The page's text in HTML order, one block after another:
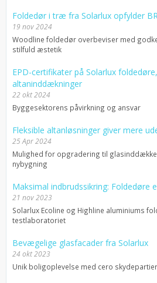
Foldedør i træ fra Solarlux opfylder
19 nov 2024
Woodline foldedør overbeviser med
stilfuld æstetik
EPD-certifikater på Solarlux
altaninddækninger
22 okt 2024
Byggesektorens påvirkning og ansvar
Fleksible altanløsninger giver mere
25 Apr 2024
Mulighed for opgradering til
nybygning
Maksimal indbrudssikring: Foldedøre
21 nov 2023
Solarlux Ecoline og Highline aluminiums
testlaboratoriet
Bevægelige glasfacader fra Solarlux
24 okt 2023
Unik boligoplevelse med cero